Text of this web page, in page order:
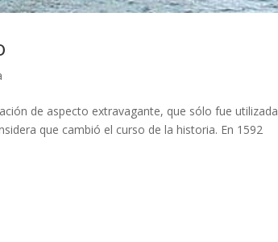
de aspecto extravagante, que sólo fue utilizada
que cambió el curso de la historia. En 1592